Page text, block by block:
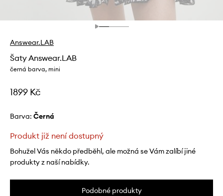
Answear.LAB
Šaty Answear.LAB
černá barva, mini
1899 Kč
Barva: černá
Produkt již není dostupný
Bohužel Vás někdo předběhl, ale možná se Vám zalíbí jiné
produkty z naší nabídky.
Podobné produkty